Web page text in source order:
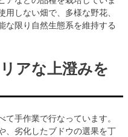
しない畑で、多様な野花、
な限り自然生態系を維持する
アな上澄みを
手作業で行なっています。
、劣化したブドウの選果を丁